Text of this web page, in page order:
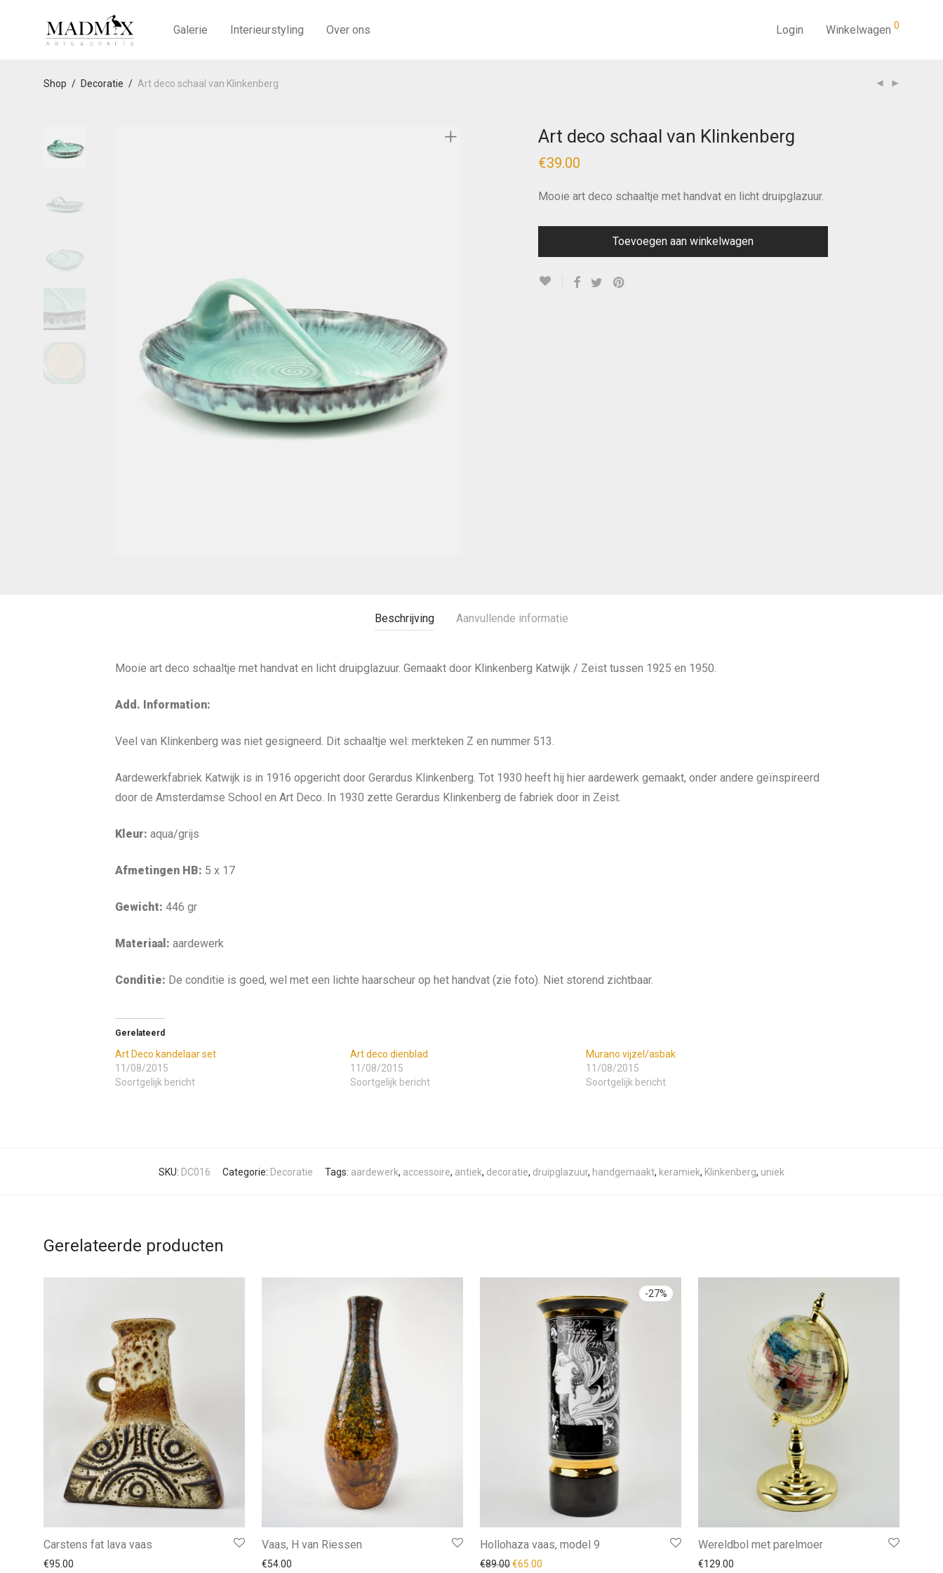
Galerie Interieurstyling Over ons Login Winkelwagen 0
Shop / Decoratie / Art deco schaal van Klinkenberg
Art deco schaal van Klinkenberg
€39.00
Mooie art deco schaaltje met handvat en licht druipglazuur.
Toevoegen aan winkelwagen
Beschrijving Aanvullende informatie
Mooie art deco schaaltje met handvat en licht druipglazuur. Gemaakt door Klinkenberg Katwijk / Zeist tussen 1925 en 1950.
Add. Information:
Veel van Klinkenberg was niet gesigneerd. Dit schaaltje wel: merkteken Z en nummer 513.
Aardewerkfabriek Katwijk is in 1916 opgericht door Gerardus Klinkenberg. Tot 1930 heeft hij hier aardewerk gemaakt, onder andere geïnspireerd
door de Amsterdamse School en Art Deco. In 1930 zette Gerardus Klinkenberg de fabriek door in Zeist.
Kleur: aqua/grijs
Afmetingen HB: 5 x 17
Gewicht: 446 gr
Materiaal: aardewerk
Conditie: De conditie is goed, wel met een lichte haarscheur op het handvat (zie foto). Niet storend zichtbaar.
Gerelateerd
Art Deco kandelaar set
11/08/2015
Soortgelijk bericht
Art deco dienblad
11/08/2015
Soortgelijk bericht
Murano vijzel/asbak
11/08/2015
Soortgelijk bericht
SKU: DC016 Categorie: Decoratie Tags: aardewerk, accessoire, antiek, decoratie, druipglazuur, handgemaakt, keramiek, Klinkenberg, uniek
Gerelateerde producten
Carstens fat lava vaas
€95.00
Vaas, H van Riessen
€54.00
-27%
Hollohaza vaas, model 9
€89.00Oorspronkelijke prijs was: €89.00.
€65.00
Wereldbol met parelmoer
€129.00